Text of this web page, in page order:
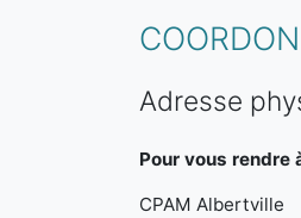
Adresse
Pour vous rendre
CPAM Albertville